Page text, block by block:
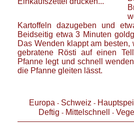
Kartoffeln dazugeben und
Beidseitig etwa 3 Minuten
Das Wenden klappt am
gebratene Rösti auf einen
Pfanne legt und schnell
die Pfanne gleiten lässt.
Europa- Schweiz-
Deftig - Mittelschnell -